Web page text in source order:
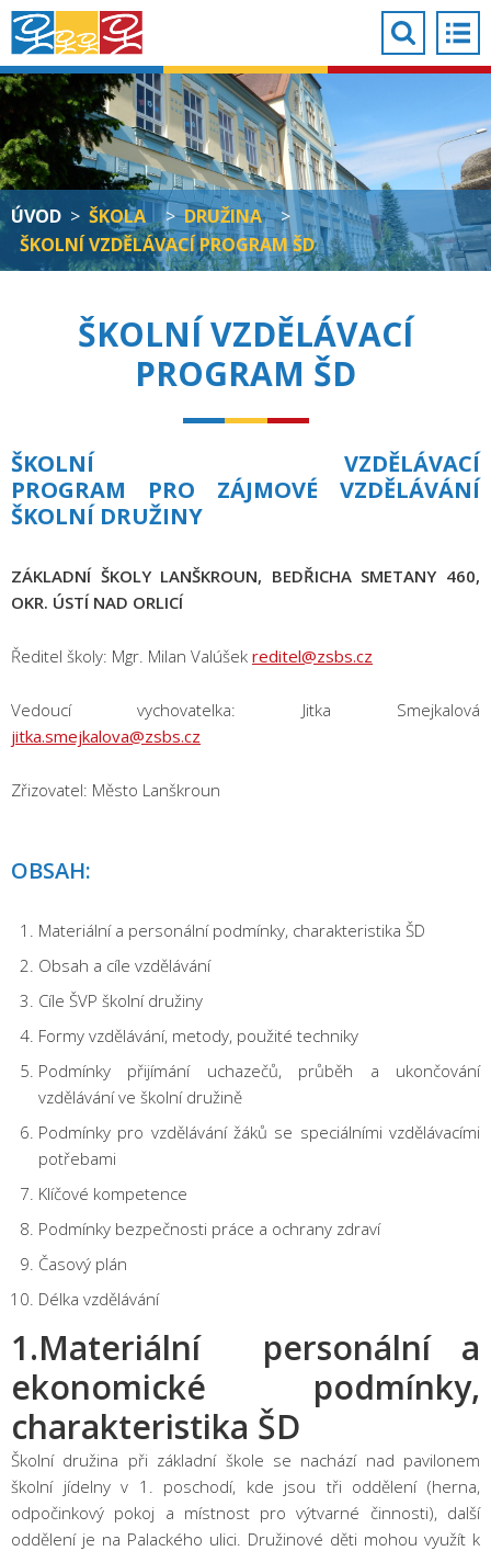
ÚVOD > ŠKOLA > DRUŽINA
>
ŠKOLNÍ VZDĚLÁVACÍ PROGRAM ŠD
ŠKOLNÍ VZDĚLÁVACÍ
PROGRAM ŠD
ŠKOLNÍ VZDĚLÁVACÍ
PROGRAM PRO ZÁJMOVÉ VZDĚLÁVÁNÍ
ŠKOLNÍ DRUŽINY
ZÁKLADNÍ ŠKOLY LANŠKROUN, BEDŘICHA SMETANY 460,
OKR. ÚSTÍ NAD ORLICÍ
Ředitel školy: Mgr. Milan Valúšek reditel@zsbs.cz
Vedoucí vychovatelka: Jitka Smejkalová
jitka.smejkalova@zsbs.cz
Zřizovatel: Město Lanškroun
OBSAH:
Materiální a personální podmínky, charakteristika ŠD
Obsah a cíle vzdělávání
Cíle ŠVP školní družiny
Formy vzdělávání, metody, použité techniky
Podmínky přijímání uchazečů, průběh a ukončování
vzdělávání ve školní družině
Podmínky pro vzdělávání žáků se speciálními vzdělávacími
potřebami
Klíčové kompetence
Podmínky bezpečnosti práce a ochrany zdraví
Časový plán
Délka vzdělávání
1.Materiální personální a
ekonomické podmínky,
charakteristika ŠD
Školní družina při základní škole se nachází nad pavilonem
školní jídelny v 1. poschodí, kde jsou tři oddělení (herna,
odpočinkový pokoj a místnost pro výtvarné činnosti), další
oddělení je na Palackého ulici. Družinové děti mohou využít k